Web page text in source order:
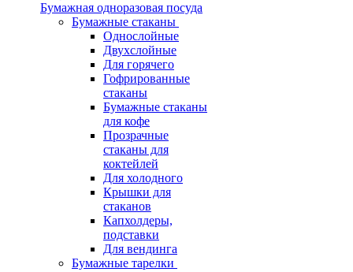
Бумажная одноразовая посуда
Бумажные стаканы
Однослойные
Двухслойные
Для горячего
Гофрированные
стаканы
Бумажные стаканы
для кофе
Прозрачные
стаканы для
коктейлей
Для холодного
Крышки для
стаканов
Капхолдеры,
подставки
Для вендинга
Бумажные тарелки